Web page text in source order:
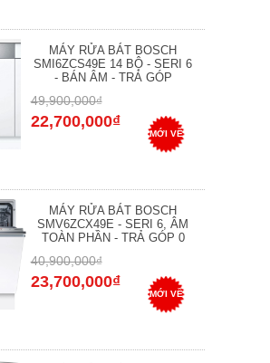
MÁY RỬA BÁT BOSCH
SMI6ZCS49E 14 BỘ - SERI 6
- BÁN ÂM - TRẢ GÓP
49,900,000₫
22,700,000₫
MỚI VỀ
MÁY RỬA BÁT BOSCH
SMV6ZCX49E - SERI 6, ÂM
TOÀN PHẦN - TRẢ GÓP 0
40,900,000₫
23,700,000₫
MỚI VỀ